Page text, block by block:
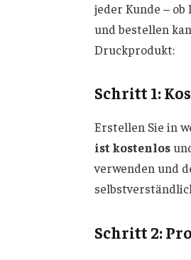
jeder Kunde –
und bestellen
Druckprodukt:
Schritt 1:
Erstellen Sie in
ist kostenlos
verwenden und
Schritt 2: